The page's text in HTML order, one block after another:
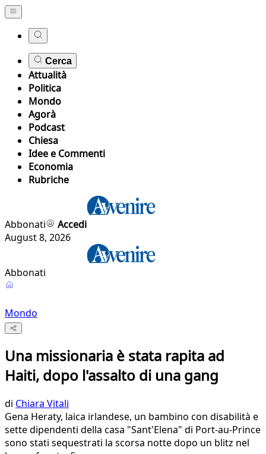
Cerca
Attualità
Politica
Mondo
Agorà
Podcast
Chiesa
Idee e Commenti
Economia
Rubriche
Abbonati
Accedi
August 8, 2026
Abbonati
Mondo
Una missionaria è stata rapita ad
Haiti, dopo l'assalto di una gang
di Chiara Vitali
Gena Heraty, laica irlandese, un bambino con disabilità e
sette dipendenti della casa "Sant'Elena" di Port-au-Prince
sono stati sequestrati la scorsa notte dopo un blitz nel